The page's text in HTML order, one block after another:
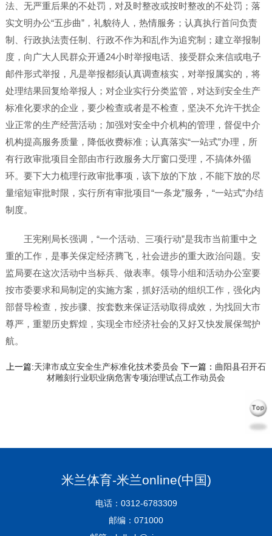
法、无严重后果的不处罚，对及时整改或按时整改的不处罚；落
实文明办公“五步曲”，礼貌待人，热情服务；认真执行首问负责
制、行政执法责任制、行政不作为和乱作为追究制；建立举报制
度，向广大人民群众开通24小时举报电话、接受群众来信或电子
邮件形式举报，凡是举报都须认真调查核实，对举报属实的，将
处理结果回复给举报人；对企业实行分类监管，对达到安全生产
标准化要求的企业，要少检查或者是不检查，坚决不允许干扰企
业正常的生产经营活动；加强对安全中介机构的管理，督促中介
机构提高服务质量，降低收费标准；认真落实“一站式”办理，所
有行政审批项目全部由市行政服务大厅窗口受理，不搞体外循
环。要下大力梳理行政审批事项，该下放的下放，不能下放的尽
量缩短审批时限，实行所有审批项目“一条龙”服务，“一站式”办结
制度。
王宪刚局长强调，“一个活动、三项行动”是我市当前重中之
重的工作，是事关保定经济腾飞，社会进步的重大政治问题。安
监局要在这次活动中当标兵、做表率。领导小组和活动办公室要
按市委要求和局制定的实施方案，抓好活动的组织工作，强化内
部督导检查，按步骤、按套数来保证活动取得成效，为找回大市
尊严，重塑历史辉煌，实现全市经济社会的又好又快发展保驾护
航。
上一篇:天津市成立安全生产标准化技术委员会 下一篇： 曲阳县召开石
材雕刻行业职业病危害专项治理试点工作动员会
米兰体育-米兰online(中国)
电话：0312-6783309
邮编：071000